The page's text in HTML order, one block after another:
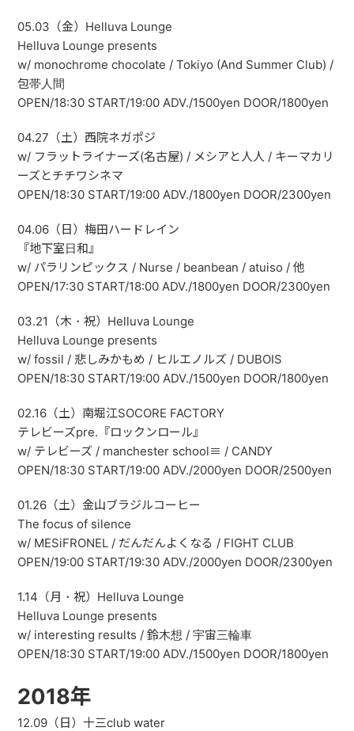
05.03（金）Helluva Lounge
Helluva Lounge presents
w/ monochrome chocolate / Tokiyo (And Summer Club) /
包帯人間
OPEN/18:30 START/19:00 ADV./1500yen DOOR/1800yen
04.27（土）西院ネガポジ
w/ フラットライナーズ(名古屋) / メシアと人人 / キーマカリ
ーズとチチワシネマ
OPEN/18:30 START/19:00 ADV./1800yen DOOR/2300yen
04.06（日）梅田ハードレイン
『地下室日和』
w/ パラリンピックス / Nurse / beanbean / atuiso / 他
OPEN/17:30 START/18:00 ADV./1800yen DOOR/2300yen
03.21（木・祝）Helluva Lounge
Helluva Lounge presents
w/ fossil / 悲しみかもめ / ヒルエノルズ / DUBOIS
OPEN/18:30 START/19:00 ADV./1500yen DOOR/1800yen
02.16（土）南堀江SOCORE FACTORY
テレビーズpre.『ロックンロール』
w/ テレビーズ / manchester school≡ / CANDY
OPEN/18:30 START/19:00 ADV./2000yen DOOR/2500yen
01.26（土）金山ブラジルコーヒー
The focus of silence
w/ MESiFRONEL / だんだんよくなる / FIGHT CLUB
OPEN/19:00 START/19:30 ADV./2000yen DOOR/2300yen
1.14（月・祝）Helluva Lounge
Helluva Lounge presents
w/ interesting results / 鈴木想 / 宇宙三輪車
OPEN/18:30 START/19:00 ADV./1500yen DOOR/1800yen
2018年
12.09（日）十三club water